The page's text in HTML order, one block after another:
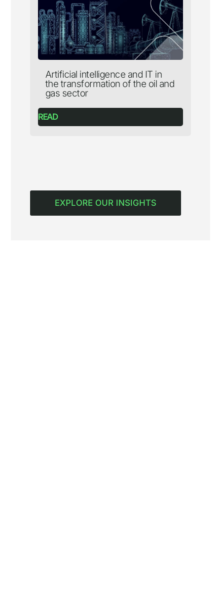
Artificial intelligence and IT in
the transformation of the oil and
gas sector
READ
EXPLORE OUR INSIGHTS